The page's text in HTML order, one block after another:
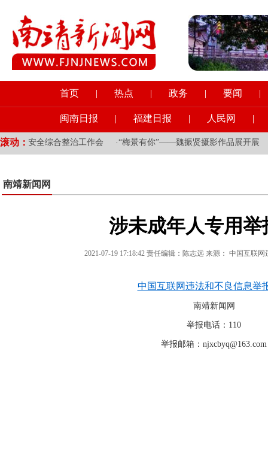
首页 | 热点 | 政务 | 要闻 |
闽南日报 | 福建日报 | 人民网 |
滚动：
通安全综合整治工作会 · “梅景有你”——魏振贤摄影作品展开展 ·
南靖新闻网
涉未成年人专用举
2021-07-19 17:18:42 责任编辑：陈志远 来源： 中国互联
中国互联网违法和不良信息举
南靖新闻网
举报电话：110
举报邮箱：njxcbyq@163.com